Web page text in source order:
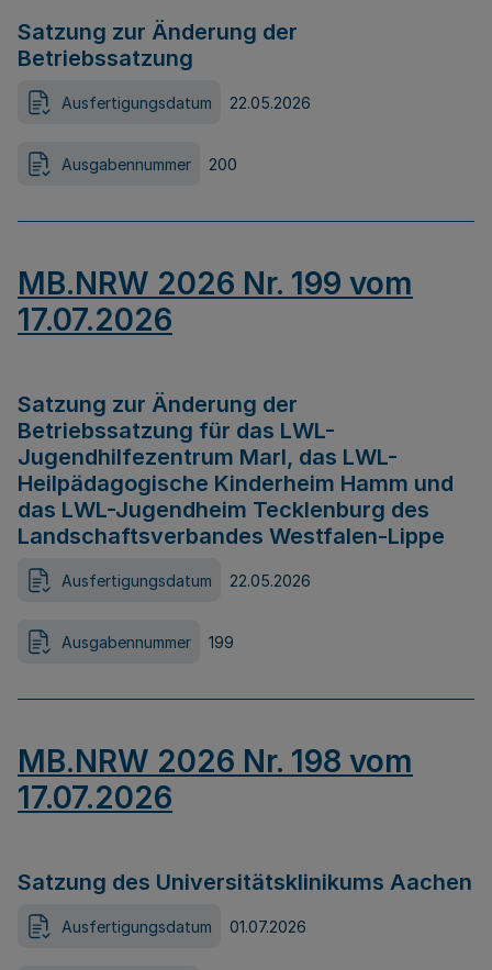
Satzung zur Änderung der
Betriebssatzung
Ausfertigungsdatum 22.05.2026
Ausgabennummer 200
MB.NRW 2026 Nr. 199 vom
17.07.2026
Satzung zur Änderung der
Betriebssatzung für das LWL-
Jugendhilfezentrum Marl, das LWL-
Heilpädagogische Kinderheim Hamm und
das LWL-Jugendheim Tecklenburg des
Landschaftsverbandes Westfalen-Lippe
Ausfertigungsdatum 22.05.2026
Ausgabennummer 199
MB.NRW 2026 Nr. 198 vom
17.07.2026
Satzung des Universitätsklinikums Aachen
Ausfertigungsdatum 01.07.2026